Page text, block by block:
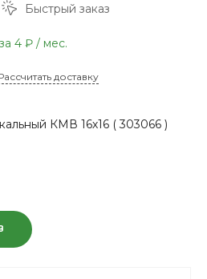
Быстрый заказ
за 4 ₽ / мес.
доставку
КМВ 16х16 ( 303066 )